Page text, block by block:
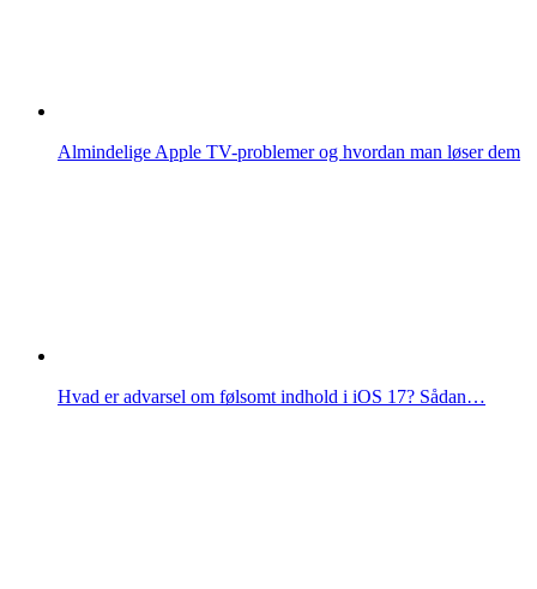
Almindelige Apple TV-problemer og hvordan man løser dem
Hvad er advarsel om følsomt indhold i iOS 17? Sådan…